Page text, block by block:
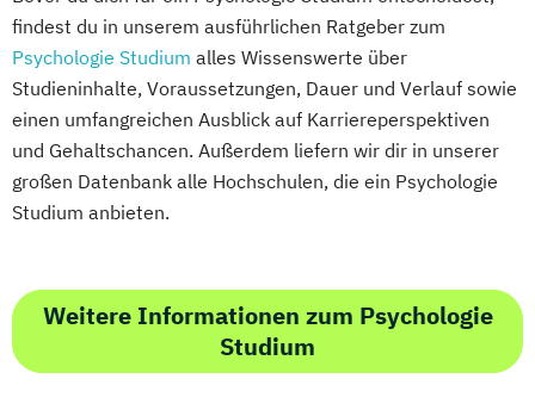
findest du in unserem ausführlichen Ratgeber zum
Psychologie Studium alles Wissenswerte über
Studieninhalte, Voraussetzungen, Dauer und Verlauf sowie
einen umfangreichen Ausblick auf Karriereperspektiven
und Gehaltschancen. Außerdem liefern wir dir in unserer
großen Datenbank alle Hochschulen, die ein Psychologie
Studium anbieten.
Weitere Informationen zum Psychologie
Studium